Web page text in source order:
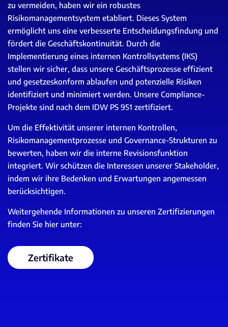
zu vermeiden, haben wir ein robustes
Risikomanagementsystem etabliert. Dieses System
ermöglicht uns eine verbesserte Entscheidungsfindung und
fördert die Geschäftskontinuität. Durch die
Implementierung eines internen Kontrollsystems (IKS)
stellen wir sicher, dass unsere Geschäftsprozesse effizient
und gesetzeskonform ablaufen und potenzielle Risiken
identifiziert und minimiert werden. Unsere Compliance-
Projekte sind nach dem IDW PS 951 zertifiziert.
Um die Effektivität unserer internen Kontrollen,
Risikomanagementprozesse und Governance-Strukturen zu
bewerten, haben wir die interne Revisionsfunktion
integriert. Wir schützen die Interessen unserer Stakeholder,
indem wir ihre Bedenken und Erwartungen angemessen
berücksichtigen.
Weitergehende Informationen zu unseren Zertifizierungen
finden Sie hier unter:
Zertifikate